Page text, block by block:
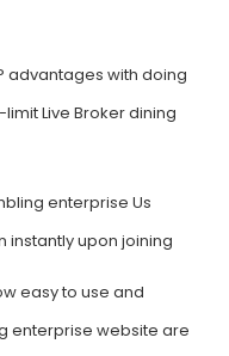
advantages with doing
Live Broker dining
enterprise Us
upon joining
easy to use and
enterprise website are